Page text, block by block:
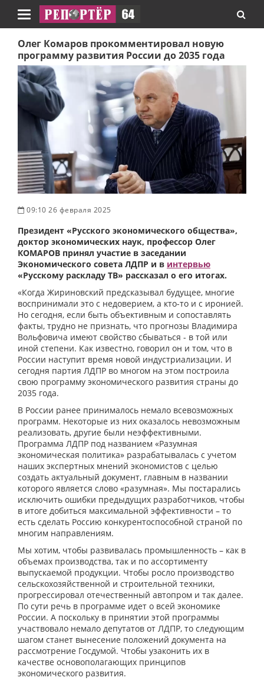
Навигация
Олег Комаров прокомментировал новую
программу развития России до 2035 года
09:10 26 февраля 2025
Президент «Русского экономического общества»,
доктор экономических наук, профессор Олег
КОМАРОВ принял участие в заседании
Экономического совета ЛДПР и в интервью
«Русскому раскладу ТВ» рассказал о его итогах.
«Когда Жириновский предсказывал будущее, многие
воспринимали это с недоверием, а кто-то и с иронией.
Но сегодня, если быть объективным и сопоставлять
факты, трудно не признать, что прогнозы Владимира
Вольфовича имеют свойство сбываться - в той или
иной степени. Как известно, говорил он и том, что в
России наступит время новой индустриализации. И
сегодня партия ЛДПР во многом на этом построила
свою программу экономического развития страны до
2035 года.
В России ранее принималось немало всевозможных
программ. Некоторые из них оказалось невозможным
реализовать, другие были неэффективными.
Программа ЛДПР под названием «Разумная
экономическая политика» разрабатывалась с учетом
наших экспертных мнений экономистов с целью
создать актуальный документ, главным в названии
которого является слово «разумная». Мы постарались
исключить ошибки предыдущих разработчиков, чтобы
в итоге добиться максимальной эффективности – то
есть сделать Россию конкурентоспособной страной по
многим направлениям.
Мы хотим, чтобы развивалась промышленность – как в
объемах производства, так и по ассортименту
выпускаемой продукции. Чтобы росло производство
сельскохозяйственной и строительной техники,
прогрессировал отечественный автопром и так далее.
По сути речь в программе идет о всей экономике
России. А поскольку в принятии этой программы
участвовало немало депутатов от ЛДПР, то следующим
шагом станет вынесение положений документа на
рассмотрение Госдумой. Чтобы узаконить их в
качестве основополагающих принципов
экономического развития.